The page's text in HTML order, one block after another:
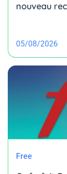
nouveau
05/08/2026
Free